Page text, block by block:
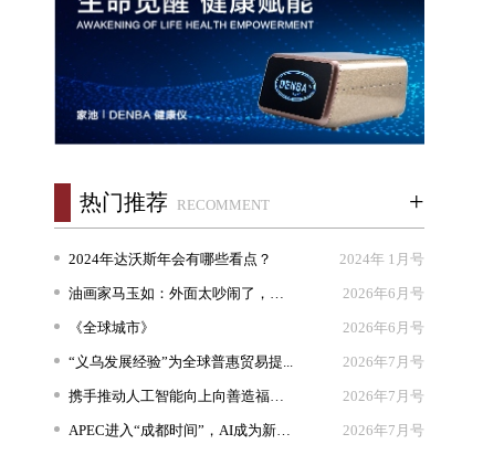
热门推荐 RECOMMENT +
2024年达沃斯年会有哪些看点？ 2024年 1月号
油画家马玉如：外面太吵闹了，我想... 2026年6月号
《全球城市》 2026年6月号
“义乌发展经验”为全球普惠贸易提... 2026年7月号
携手推动人工智能向上向善造福人类 2026年7月号
APEC进入“成都时间”，AI成为新坐... 2026年7月号